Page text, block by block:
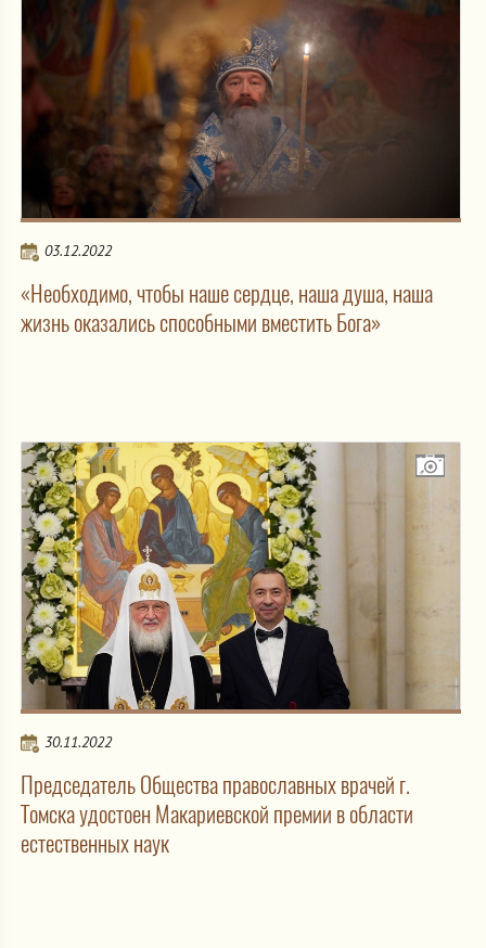
03.12.2022
«Необходимо, чтобы наше сердце, наша душа, наша
жизнь оказались способными вместить Бога»
30.11.2022
Председатель Общества православных врачей г.
Томска удостоен Макариевской премии в области
естественных наук